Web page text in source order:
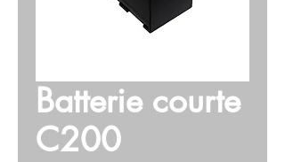
Batterie courte
C200